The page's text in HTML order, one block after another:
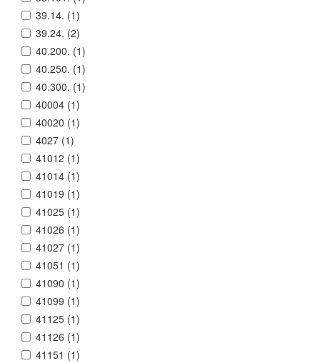
39.14. (1)
39.24. (2)
40.200. (1)
40.250. (1)
40.300. (1)
40004 (1)
40020 (1)
4027 (1)
41012 (1)
41014 (1)
41019 (1)
41025 (1)
41026 (1)
41027 (1)
41051 (1)
41090 (1)
41099 (1)
41125 (1)
41126 (1)
41151 (1)